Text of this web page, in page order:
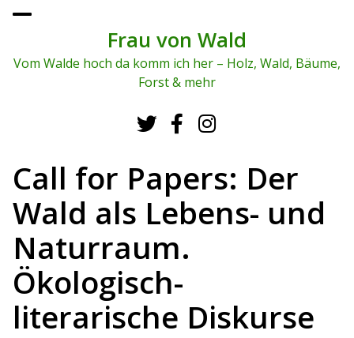
To
me
Frau von Wald
Vom Walde hoch da komm ich her – Holz, Wald, Bäume,
Forst & mehr
Call for Papers: Der
Wald als Lebens- und
Naturraum.
Ökologisch-
literarische Diskurse